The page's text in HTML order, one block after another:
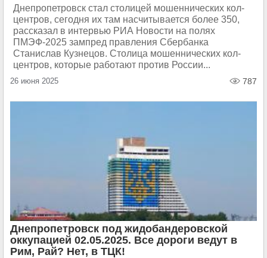
Днепропетровск стал столицей мошеннических кол-
центров, сегодня их там насчитывается более 350,
рассказал в интервью РИА Новости на полях
ПМЭФ-2025 зампред правления Сбербанка
Станислав Кузнецов. Столица мошеннических кол-
центров, которые работают против России...
26 июня 2025 787
Днепропетровск под жидобандеровской
оккупацией 02.05.2025. Все дороги ведут в
Рим, Рай? Нет, в ТЦК!